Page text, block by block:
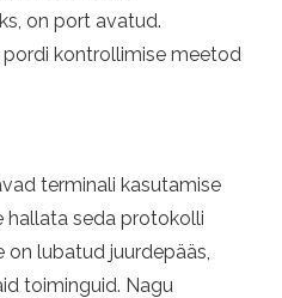
on port avatud.
kontrollimise meetod
terminali kasutamise
hallata seda protokolli
on lubatud juurdepääs,
toiminguid. Nagu